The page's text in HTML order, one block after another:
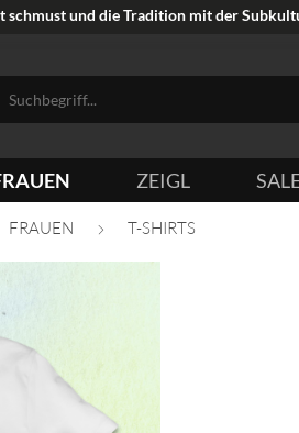
schmust und die Tradition mit der
ZEIGL
FRAUEN T-SHIRTS